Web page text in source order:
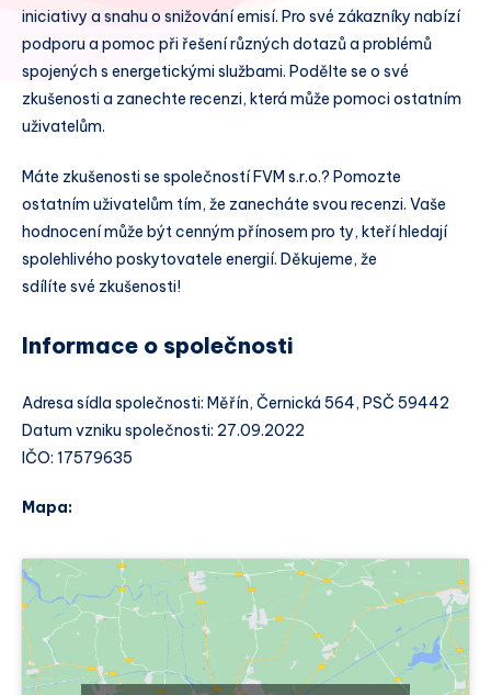
iniciativy a snahu o snižování emisí. Pro své zákazníky nabízí
podporu a pomoc při řešení různých dotazů a problémů
spojených s energetickými službami. Podělte se o své
zkušenosti a zanechte recenzi, která může pomoci ostatním
uživatelům.
Máte zkušenosti se společností FVM s.r.o.? Pomozte
ostatním uživatelům tím, že zanecháte svou recenzi. Vaše
hodnocení může být cenným přínosem pro ty, kteří hledají
spolehlivého poskytovatele energií. Děkujeme, že
sdílíte své zkušenosti!
Informace o společnosti
Adresa sídla společnosti: Měřín, Černická 564, PSČ 59442
Datum vzniku společnosti: 27.09.2022
IČO: 17579635
Mapa: